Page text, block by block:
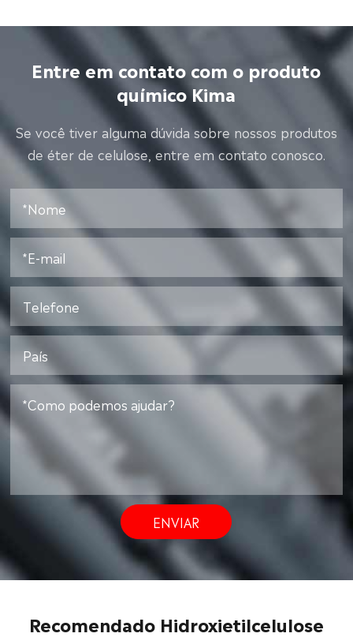
Entre em contato com o produto
químico Kima
Se você tiver alguma dúvida sobre nossos produtos
de éter de celulose, entre em contato conosco.
ENVIAR
Recomendado Hidroxietilcelulose